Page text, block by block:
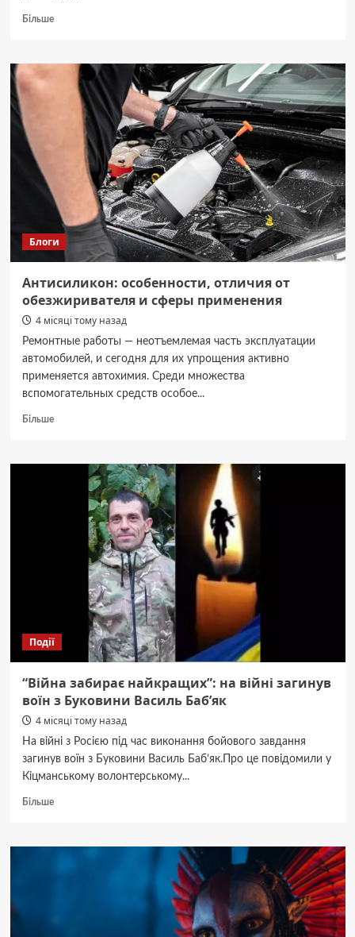
БільшеДокладніше
як
власним
повернути
ногам
легкість
Блоги
Антисиликон: особенности, отличия от
обезжиривателя и сферы применения
4 місяці тому назад
Ремонтные работы — неотъемлемая часть эксплуатации
автомобилей, и сегодня для их упрощения активно
применяется автохимия. Среди множества
вспомогательных средств особое...
БільшеДокладніше
особенности,
обезжиривателя
применения
Події
“Війна забирає найкращих”: на війні загинув
воїн з Буковини Василь Баб’як
4 місяці тому назад
На війні з Росією під час виконання бойового завдання
загинув воїн з Буковини Василь Баб’як.Про це повідомили у
Кіцманському волонтерському...
БільшеДокладніше
забирає